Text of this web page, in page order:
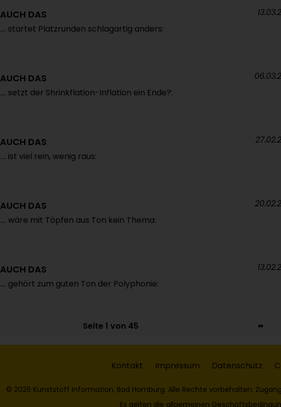
AUCH DAS
.... startet Platzrunden schlagartig anders:
AUCH DAS
…. setzt der Shrinkflation-Inflation ein Ende?:
AUCH DAS
.... ist viel rein, wenig raus:
AUCH DAS
.... wäre mit Töpfen aus Ton kein Thema:
AUCH DAS
.... gehört zum guten Ton der Polyphonie:
Seite 1 von 45
Kontakt Impressum Datenschutz
© 2026 Kunststoff Information, Bad Homburg. Alle Rechte vorbehalten.
Es gelten die allgemeinen